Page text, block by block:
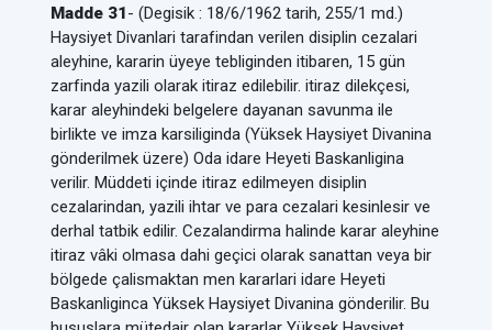
Madde 31- (Degisik : 18/6/1962 tarih, 255/1 md.)
Haysiyet Divanlari tarafindan verilen disiplin cezalari
aleyhine, kararin üyeye tebliginden itibaren, 15 gün
zarfinda yazili olarak itiraz edilebilir. itiraz dilekçesi,
karar aleyhindeki belgelere dayanan savunma ile
birlikte ve imza karsiliginda (Yüksek Haysiyet Divanina
gönderilmek üzere) Oda idare Heyeti Baskanligina
verilir. Müddeti içinde itiraz edilmeyen disiplin
cezalarindan, yazili ihtar ve para cezalari kesinlesir ve
derhal tatbik edilir. Cezalandirma halinde karar aleyhine
itiraz vâki olmasa dahi geçici olarak sanattan veya bir
bölgede çalismaktan men kararlari idare Heyeti
Baskanliginca Yüksek Haysiyet Divanina gönderilir. Bu